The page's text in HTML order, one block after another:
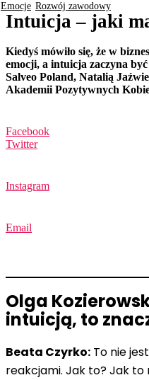
Emocje Rozwój zawodowy
Intuicja – jaki
Kiedyś mówiło się, że w
emocji, a intuicja zaczyna
Salveo Poland, Natalią
Akademii Pozytywnych
Facebook
Twitter
Instagram
Email
Olga
intuicją, to
Beata Czyrko: To nie
reakcjami. Jak to? Jak to